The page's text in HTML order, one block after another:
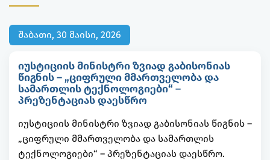
შაბათი, 30 მაისი, 2026
იუსტიციის მინისტრი ზვიად გაბისონიას
წიგნის – „ციფრული მმართველობა და
სამართლის ტექნოლოგიები“ –
პრეზენტაციას დაესწრო
იუსტიციის მინისტრი ზვიად გაბისონიას წიგნის –
„ციფრული მმართველობა და სამართლის
ტექნოლოგიები“ – პრეზენტაციას დაესწრო.